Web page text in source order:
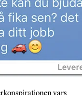
vars